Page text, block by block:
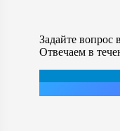
Задайте вопрос
Отвечаем в